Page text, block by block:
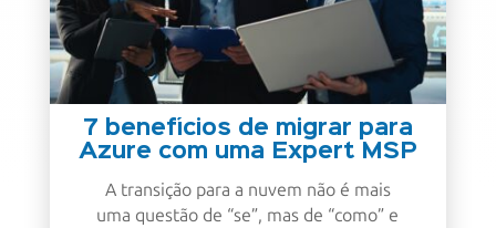
7 benefícios de migrar para
Azure com uma Expert MSP
A transição para a nuvem não é mais
uma questão de “se”, mas de “como” e